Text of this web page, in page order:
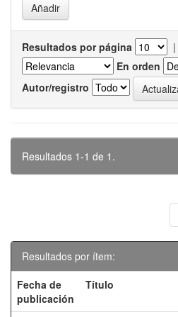
Resultados por página |
En orden
Autor/registro
Resultados 1-1 de 1.
Resultados por ítem:
Fecha de
publicación
Título